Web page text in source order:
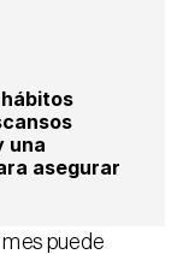
una
asegurar
mes puede